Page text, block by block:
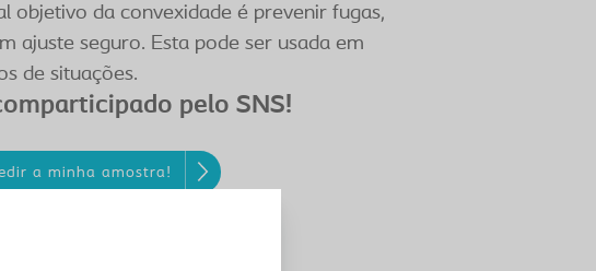
objetivo da convexidade é prevenir fugas,
ajuste seguro. Esta pode ser usada em
de situações.
pelo SNS!
a minha amostra!